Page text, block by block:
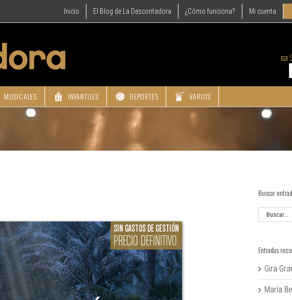
Inicio El Blog de La Descontadora ¿Cómo funciona? Mi cuenta
MUSICALES INFANTILES DEPORTES VARIOS
SIN GASTOS DE GESTIÓN
PRECIO DEFINITIVO
Buscar
Entradas
Gira
María